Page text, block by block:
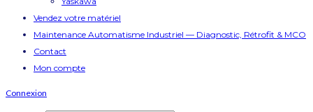
Vendez votre matériel
Maintenance Automatisme Industriel — Diagnostic, Rétrofit & MCO
Contact
Mon compte
Connexion